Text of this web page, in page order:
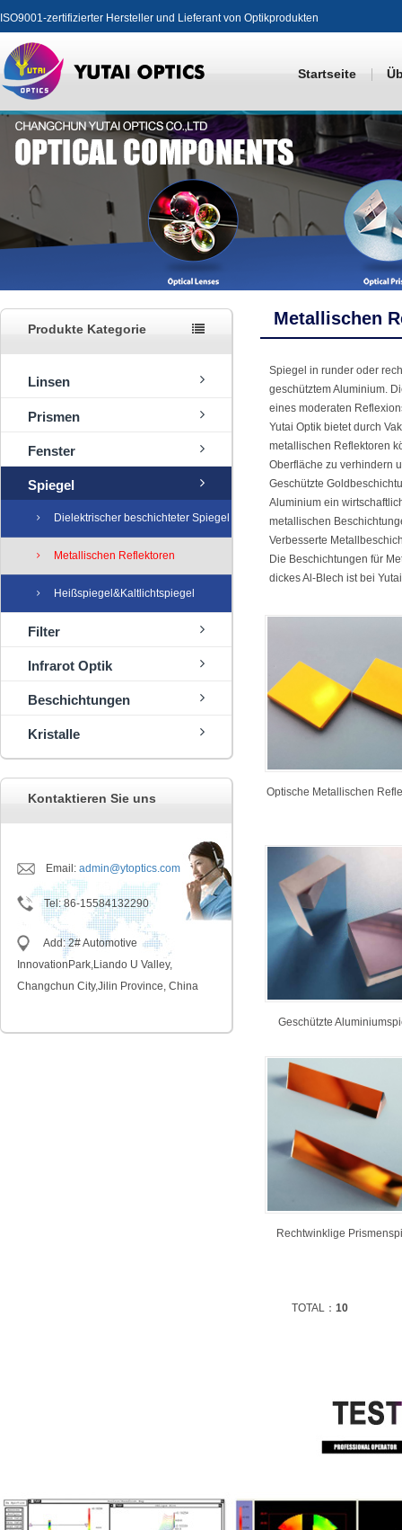
ISO9001-zertifizierter Hersteller und Lieferant von Optikprodukten
Startseite
Produkte Kategorie
Linsen
Prismen
Fenster
Spiegel
Dielektrischer beschichteter Spiegel
Metallischen Reflektoren
Heißspiegel&Kaltlichtspiegel
Filter
Infrarot Optik
Beschichtungen
Kristalle
Kontaktieren Sie uns
Email: admin@ytoptics.com
Tel :86-15584132290
Add: 2# Automotive
InnovationPark,Liando U Valley,
Changchun City,Jilin Province, China
Metallischen
Spiegel in runder oder
geschütztem Aluminium.
eines moderaten
Yutai Optik bietet durch
metallischen Reflektoren
Oberfläche zu verhindern
Geschützte
Aluminium ein
metallischen
Verbesserte
Die Beschichtungen für
dickes Al-Blech ist bei
Optische Metallischen
Geschützte
Rechtwinklige
TOTAL： 10